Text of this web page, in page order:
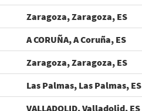
Zaragoza, Zaragoza, ES
A CORUÑA, A Coruña, ES
Zaragoza, Zaragoza, ES
Las Palmas, Las Palmas, ES
VALLADOLID, Valladolid, ES